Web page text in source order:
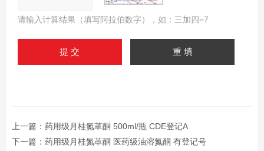
请输入计算结果（填写阿拉伯数字），如：三加四=7
上一篇： 药用级月桂氮䓬酮 500ml/瓶 CDE登记A
下一篇： 药用级月桂氮䓬酮 医药级油溶氮酮 有登记号